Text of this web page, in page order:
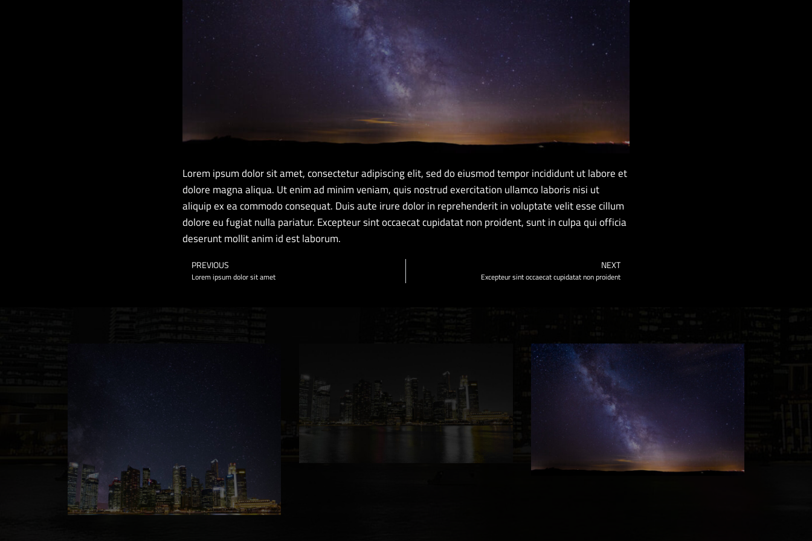
Lorem ipsum dolor sit amet, consectetur adipiscing elit, sed do eiusmod tempor incididunt ut labore et
dolore magna aliqua. Ut enim ad minim veniam, quis nostrud exercitation ullamco laboris nisi ut
aliquip ex ea commodo consequat. Duis aute irure dolor in reprehenderit in voluptate velit esse cillum
dolore eu fugiat nulla pariatur. Excepteur sint occaecat cupidatat non proident, sunt in culpa qui officia
deserunt mollit anim id est laborum.
PREVIOUS
Lorem ipsum dolor sit amet
NEXT
Excepteur sint occaecat cupidatat non proident